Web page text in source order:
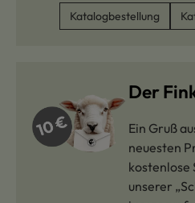
Katalogbestellung
Der
Ein Gruß
neuesten
unserer